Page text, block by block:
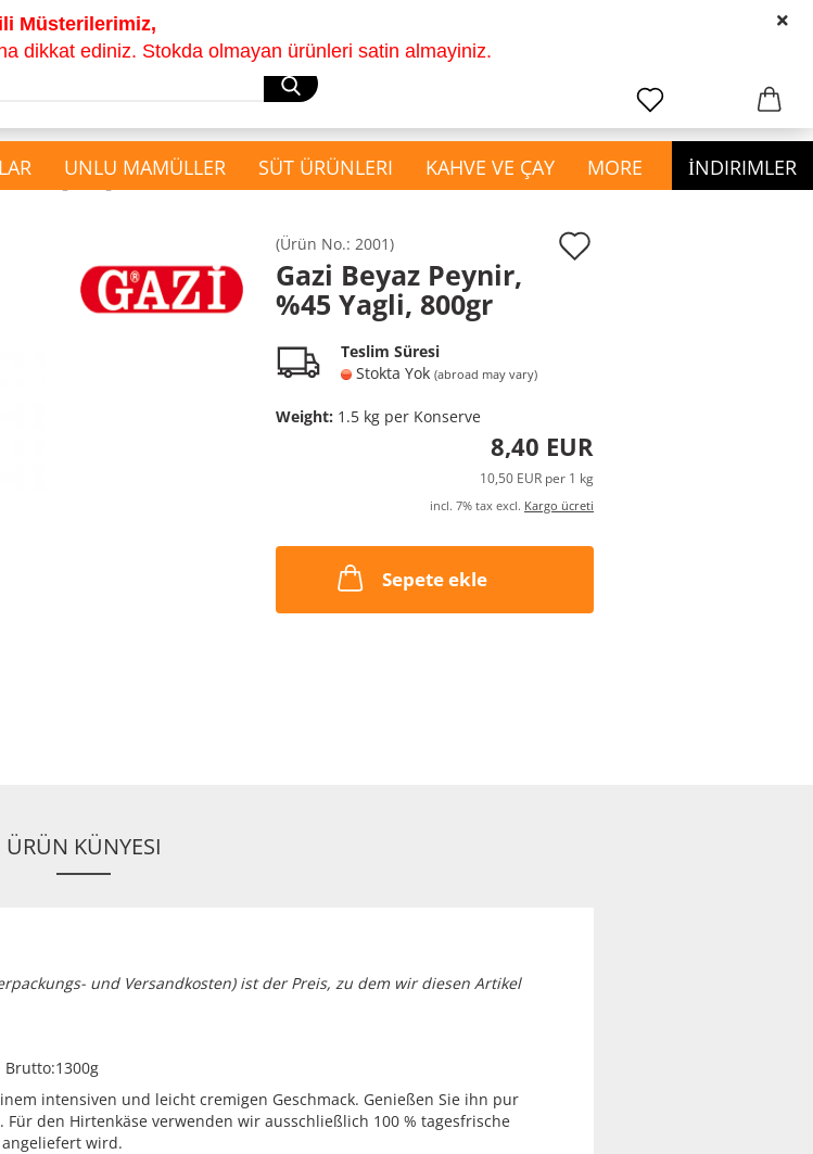
Forgot password?
Search...
Müsterilerimiz,
dikkat ediniz. Stokda olmayan ürünleri satin almayiniz.
UNLU MAMÜLLER SÜT ÜRÜNLERI KAHVE VE ÇAY İNDIRIMLER
MORE
show Hediyesepeti
Çay Seti
Hediyesepeti
show Ev ve Kozmetik
Ürünleri
Bardak ve Çatal Kaşık
Mutfak Malzemeleri
(Ürün No.: 2001)
Gazi Beyaz Peynir,
%45 Yagli, 800gr
Teslim Süresi
Stokta Yok (abroad may vary)
Weight: 1.5kg per Konserve
8,40 EUR
10,50 EUR per 1 kg
incl. 7% tax excl. Kargo ücreti
Sepete ekle
ÜRÜN KÜNYESI
und Versandkosten) ist der Preis, zu dem wir diesen Artikel
intensiven und leicht cremigen Geschmack. Genießen Sie ihn pur
den Hirtenkäse verwenden wir ausschließlich 100 % tagesfrische
wird.